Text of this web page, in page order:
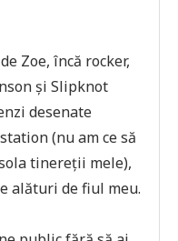
Zoe, încă rocker,
și Slipknot
desenate
(nu am ce să
tinereții mele),
alături de fiul meu.